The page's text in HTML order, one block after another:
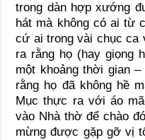
trong dàn hợp xướng
hát mà không có ai từ
cứ ai trong vài chục ca
ra rằng họ (hay giọng
một khoảng thời gian
rằng họ đã không hề
Mục thực ra với áo
vào Nhà thờ để chào
mừng được gặp gỡ vị